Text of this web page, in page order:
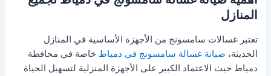
المنازل
تعتبر غسالات سامسونج من الأجهزة الأساسية في المنازل
الحديثة، صيانة غسالة سامسونج في دمياط خاصة في محافظة
دمياط حيث الاعتماد الكبير على الأجهزة المنزلية لتسهيل الحياة